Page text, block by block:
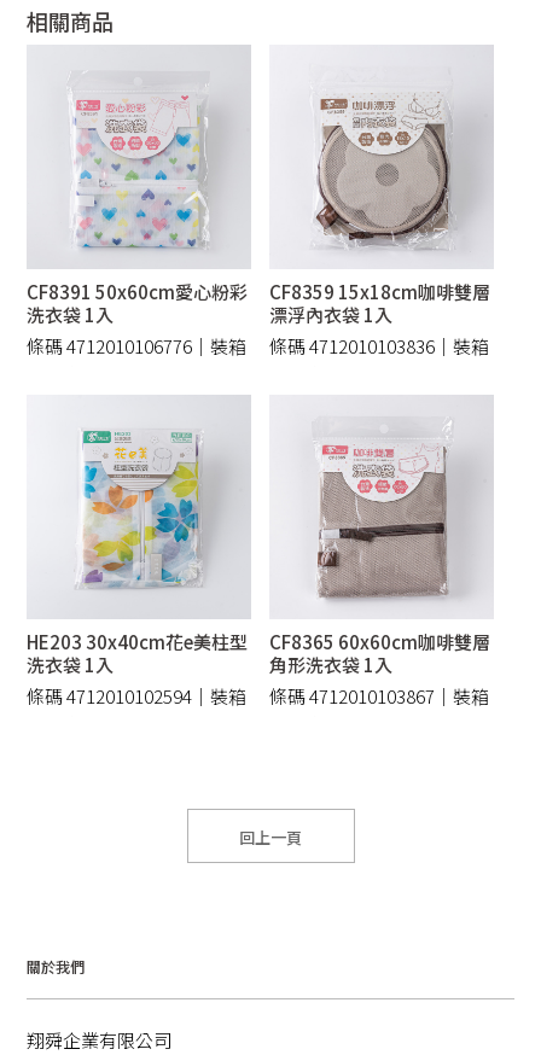
相關商品
CF8391 50x60cm愛心粉彩
洗衣袋 1入
條碼 4712010106776｜裝箱
CF8359 15x18cm咖啡雙層
漂浮內衣袋 1入
條碼 4712010103836｜裝箱
HE203 30x40cm花e美柱型
洗衣袋 1入
條碼 4712010102594｜裝箱
CF8365 60x60cm咖啡雙層
角形洗衣袋 1入
條碼 4712010103867｜裝箱
回上一頁
關於我們
翔舜企業有限公司